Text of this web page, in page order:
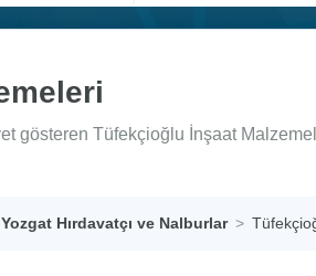
gösteren Tüfekçioğlu İnşaat
Yozgat Hırdavatçı ve Nalburlar